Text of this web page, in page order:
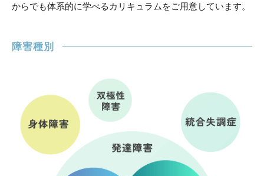
からでも体系的に学べるカリキュラムをご用意しています。
障害種別